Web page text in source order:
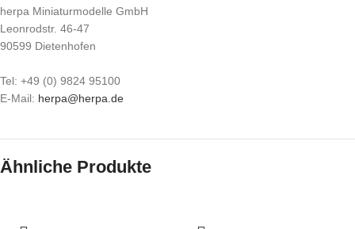
herpa Miniaturmodelle GmbH
Leonrodstr. 46-47
90599 Dietenhofen
Tel: +49 (0) 9824 95100
E-Mail: herpa@herpa.de
Ähnliche Produkte